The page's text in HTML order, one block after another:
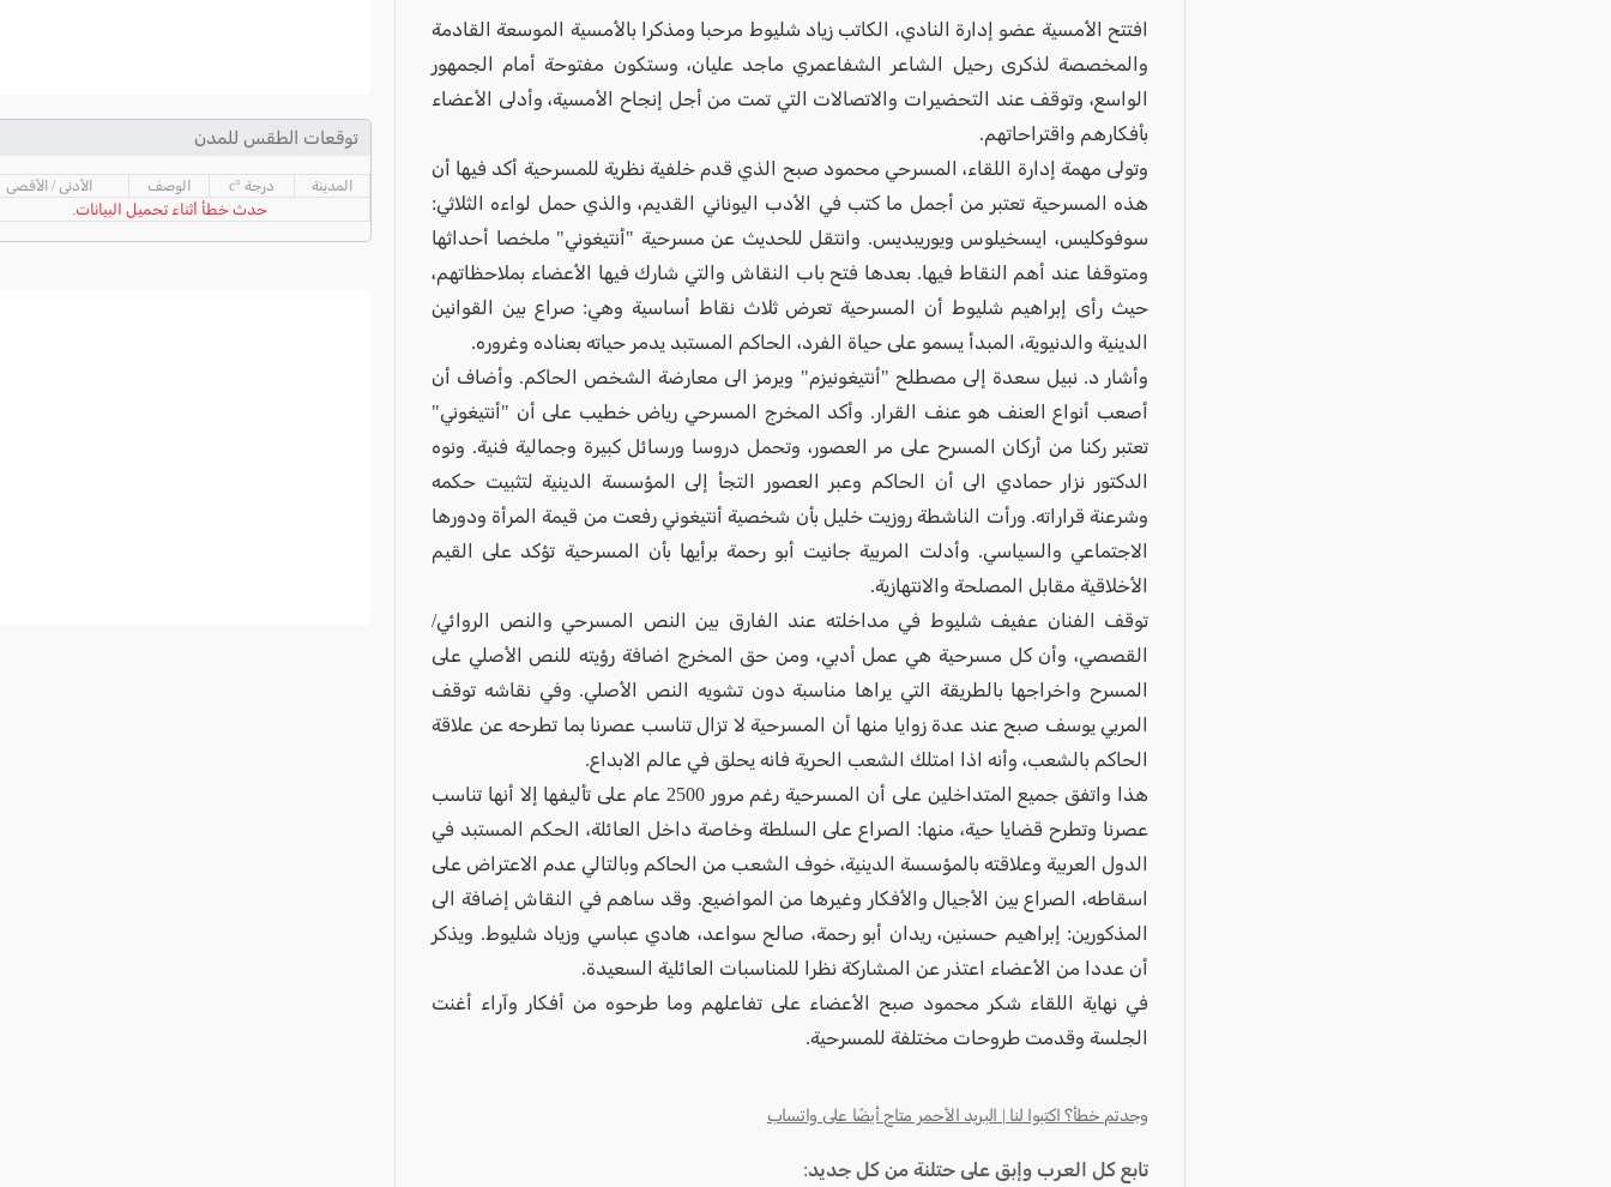
افتتح الأمسية عضو إدارة النادي، الكاتب زياد شليوط مرحبا ومذكرا بالأمسية الموسعة القادمة
والمخصصة لذكرى رحيل الشاعر الشفاعمري ماجد عليان، وستكون مفتوحة أمام الجمهور
الواسع، وتوقف عند التحضيرات والاتصالات التي تمت من أجل إنجاح الأمسية، وأدلى الأعضاء
بأفكارهم واقتراحاتهم.
وتولى مهمة إدارة اللقاء، المسرحي محمود صبح الذي قدم خلفية نظرية للمسرحية أكد فيها أن
هذه المسرحية تعتبر من أجمل ما كتب في الأدب اليوناني القديم، والذي حمل لواءه الثلاثي:
سوفوكليس، ايسخيلوس ويوريبديس. وانتقل للحديث عن مسرحية "أنتيغوني" ملخصا أحداثها
ومتوقفا عند أهم النقاط فيها. بعدها فتح باب النقاش والتي شارك فيها الأعضاء بملاحظاتهم،
حيث رأى إبراهيم شليوط أن المسرحية تعرض ثلاث نقاط أساسية وهي: صراع بين القوانين
الدينية والدنيوية، المبدأ يسمو على حياة الفرد، الحاكم المستبد يدمر حياته بعناده وغروره.
وأشار د. نبيل سعدة إلى مصطلح "أنتيغونيزم" ويرمز الى معارضة الشخص الحاكم. وأضاف أن
أصعب أنواع العنف هو عنف القرار. وأكد المخرج المسرحي رياض خطيب على أن "أنتيغوني"
تعتبر ركنا من أركان المسرح على مر العصور، وتحمل دروسا ورسائل كبيرة وجمالية فنية. ونوه
الدكتور نزار حمادي الى أن الحاكم وعبر العصور التجأ إلى المؤسسة الدينية لتثبيت حكمه
وشرعنة قراراته. ورأت الناشطة روزيت خليل بأن شخصية أنتيغوني رفعت من قيمة المرأة ودورها
الاجتماعي والسياسي. وأدلت المربية جانيت أبو رحمة برأيها بأن المسرحية تؤكد على القيم
الأخلاقية مقابل المصلحة والانتهازية.
توقف الفنان عفيف شليوط في مداخلته عند الفارق بين النص المسرحي والنص الروائي/
القصصي، وأن كل مسرحية هي عمل أدبي، ومن حق المخرج اضافة رؤيته للنص الأصلي على
المسرح واخراجها بالطريقة التي يراها مناسبة دون تشويه النص الأصلي. وفي نقاشه توقف
المربي يوسف صبح عند عدة زوايا منها أن المسرحية لا تزال تناسب عصرنا بما تطرحه عن علاقة
الحاكم بالشعب، وأنه اذا امتلك الشعب الحرية فانه يحلق في عالم الابداع.
هذا واتفق جميع المتداخلين على أن المسرحية رغم مرور 2500 عام على تأليفها إلا أنها تناسب
عصرنا وتطرح قضايا حية، منها: الصراع على السلطة وخاصة داخل العائلة، الحكم المستبد في
الدول العربية وعلاقته بالمؤسسة الدينية، خوف الشعب من الحاكم وبالتالي عدم الاعتراض على
اسقاطه، الصراع بين الأجيال والأفكار وغيرها من المواضيع. وقد ساهم في النقاش إضافة الى
المذكورين: إبراهيم حسنين، ريدان أبو رحمة، صالح سواعد، هادي عباسي وزياد شليوط. ويذكر
أن عددا من الأعضاء اعتذر عن المشاركة نظرا للمناسبات العائلية السعيدة.
في نهاية اللقاء شكر محمود صبح الأعضاء على تفاعلهم وما طرحوه من أفكار وآراء أغنت
الجلسة وقدمت طروحات مختلفة للمسرحية.
وجدتم خطأ؟ اكتبوا لنا | البريد الأحمر متاح أيضًا على واتساب
تابع كل العرب وإبق على حتلنة من كل جديد:
توقعات الطقس للمدن
المدينة درجة °c الوصف الأدنى / الأقصى
حدث خطأ أثناء تحميل البيانات.